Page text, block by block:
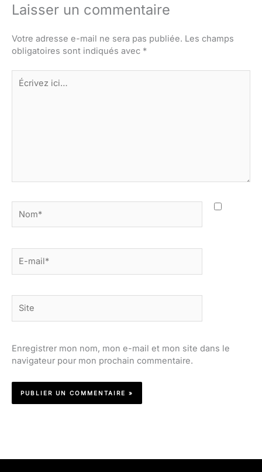
Laisser un commentaire
Votre adresse e-mail ne sera pas publiée. Les champs
obligatoires sont indiqués avec *
Écrivez
ici…
mail*
Enregistrer mon nom, mon e-mail et mon site dans le
navigateur pour mon prochain commentaire.